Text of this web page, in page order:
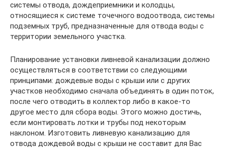
системы отвода, дождеприемники и колодцы,
относящиеся к системе точечного водоотвода, системы
подземных труб, предназначенные для отвода воды с
территории земельного участка.
Планирование установки ливневой канализации должно
осуществляться в соответствии со следующими
принципами: дождевые воды с крыши или с других
участков необходимо сначала объединять в один поток,
после чего отводить в коллектор либо в какое-то
другое место для сбора воды. Этого можно достичь,
если монтировать лотки и трубы под некоторым
наклоном. Изготовить ливневую канализацию для
отвода дождевой воды с крыши не составит для Вас